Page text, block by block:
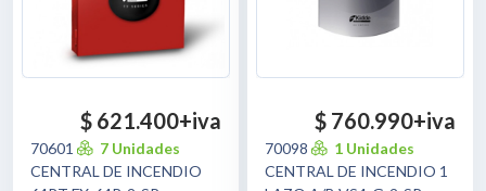
$ 621.400+iva
70601
7 Unidades
CENTRAL DE INCENDIO
$ 760.990+iva
70098
1 Unidades
CENTRAL DE INCENDIO 1